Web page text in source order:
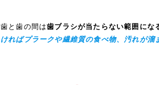
歯と歯の間は歯ブラシが当たらない範囲にな
ければプラークや繊維質の食べ物、汚れが溜